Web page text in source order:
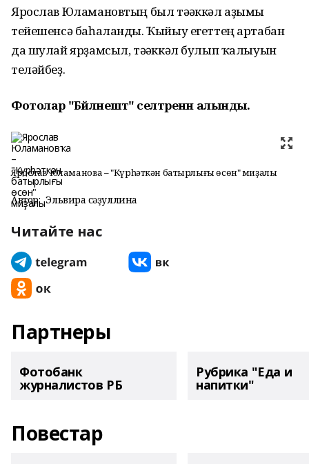
Ярослав Юламановтың был тәүәккәл аҙымы
тейешенсә баһаланды. Ҡыйыу егеттең артабан
да шулай ярҙамсыл, тәүәккәл булып ҡалыуын
теләйбеҙ.
Фотолар "Бәйләнештә" селтәренән алынды.
Ярослав Юламановҡа – "Күрһәткән батырлығы өсөн" миҙалы
Автор: Эльвира Әсәҙуллина
Читайте нас
Партнеры
Фотобанк
журналистов РБ
Рубрика "Еда и
напитки"
Повестар